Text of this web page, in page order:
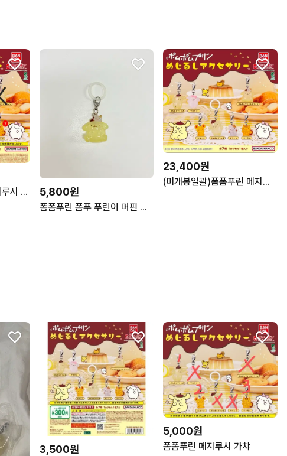
(미개봉) 폼폼푸린 메지루시 가챠 세트(폼폼푸린,스콘,베이글) 5,800원
폼폼푸린 폼푸 푸린이 머핀 메지루시 가챠
23,400원
(미개봉일괄)폼폼푸린 메지루시 4종 세트
3,500원
5,000원
폼폼푸린 메지루시 가챠